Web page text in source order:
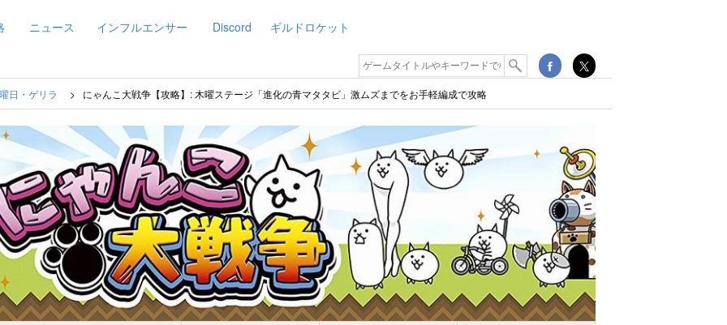
ニュース インフルエンサー Discord ギルドロケット
曜日・ゲリラ にゃんこ大戦争【攻略】: 木曜ステージ「進化の青マタタビ」激ムズまでをお手軽編成で攻略